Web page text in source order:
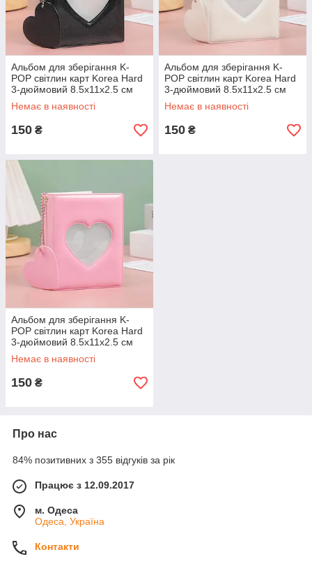
Альбом для зберігання K-
POP світлин карт Korea Hard
3-дюймовий 8.5x11x2.5 см
Чорний
Немає в наявності
150 ₴
Альбом для зберігання K-
POP світлин карт Korea Hard
3-дюймовий 8.5x11x2.5 см
Білий
Немає в наявності
150 ₴
Альбом для зберігання K-
POP світлин карт Korea Hard
3-дюймовий 8.5x11x2.5 см
Рожевий
Немає в наявності
150 ₴
Про нас
84% позитивних з 355 відгуків за рік
Працює з 12.09.2017
м. Одеса
Одеса, Україна
Контакти